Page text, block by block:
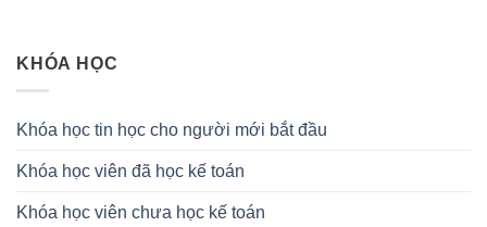
KHÓA HỌC
Khóa học tin học cho người mới bắt đầu
Khóa học viên đã học kế toán
Khóa học viên chưa học kế toán